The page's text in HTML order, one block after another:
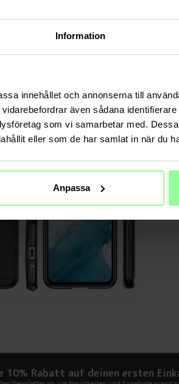
Information
innehållet och annonserna till
även sådana
som vi samarbetar med.
eller som de har samlat in när du
Anpassa
10% Rabatt auf deinen ersten